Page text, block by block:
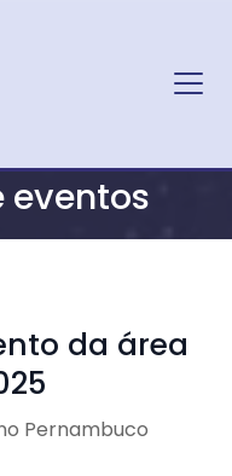
eventos
da área
Pernambuco